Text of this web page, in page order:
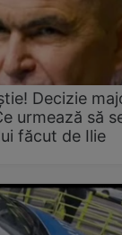
Decizie
urmează să
făcut de Ilie